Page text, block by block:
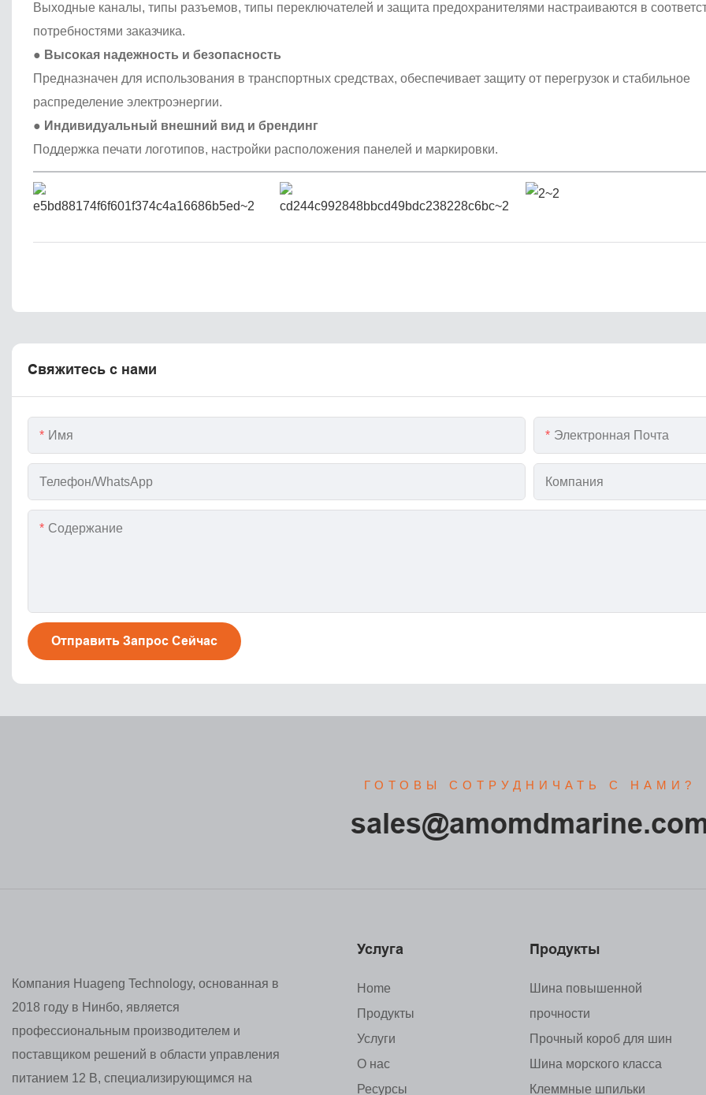
Выходные каналы, типы разъемов, типы переключателей и защита предохранителями настраиваются в
потребностями заказчика.
● Высокая надежность и безопасность
Предназначен для использования в транспортных средствах, обеспечивает защиту от перегрузок и стабильное
распределение электроэнергии.
● Индивидуальный внешний вид и брендинг
Поддержка печати логотипов, настройки расположения панелей и маркировки.
Свяжитесь с нами
Имя Электронная Почта
Телефон/WhatsApp Компания
Содержание
Отправить Запрос Сейчас
ГОТОВЫ СОТРУДНИЧАТЬ С НАМИ?
Компания Huageng Technology, основанная в
2018 году в Нинбо, является
профессиональным производителем и
поставщиком решений в области управления
питанием 12 В, специализирующимся на
Услуга
Home
Продукты
Услуги
О нас
Ресурсы
Продукты
Шина повышенной
прочности
Прочный короб для шин
Шина морского класса
Клеммные шпильки